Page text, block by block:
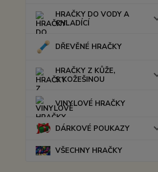
HRAČKY DO VODY A
CHLADÍCÍ
DŘEVĚNÉ HRAČKY
HRAČKY Z KŮŽE,
S KOŽEŠINOU
VINYLOVÉ HRAČKY
DÁRKOVÉ POUKAZY
VŠECHNY HRAČKY